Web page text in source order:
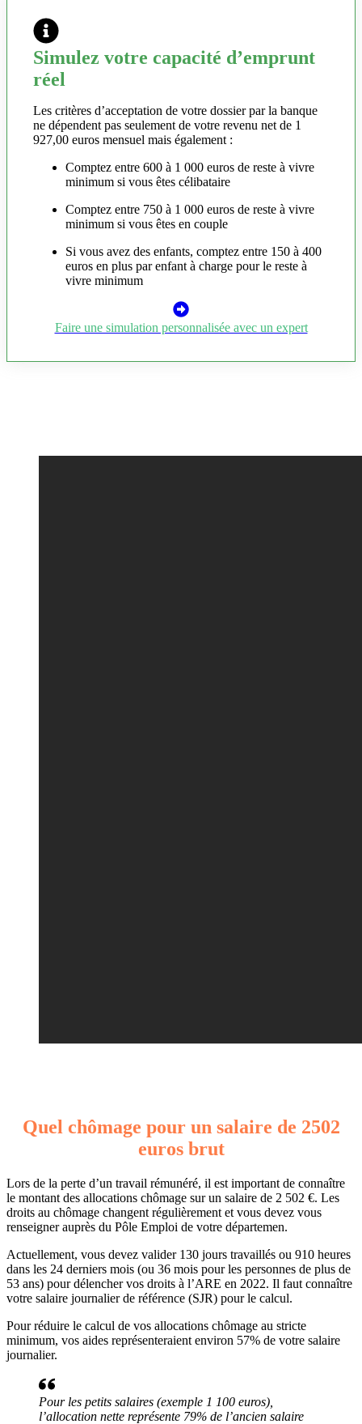
Simulez votre capacité d’emprunt
réel
Les critères d’acceptation de votre dossier par la banque
ne dépendent pas seulement de votre revenu net de 1
927,00 euros mensuel mais également :
Comptez entre 600 à 1 000 euros de reste à vivre
minimum si vous êtes célibataire
Comptez entre 750 à 1 000 euros de reste à vivre
minimum si vous êtes en couple
Si vous avez des enfants, comptez entre 150 à 400
euros en plus par enfant à charge pour le reste à
vivre minimum
Faire une simulation personnalisée avec un expert
Quel chômage pour un salaire de 2502
euros brut
Lors de la perte d’un travail rémunéré, il est important de connaître
le montant des allocations chômage sur un salaire de 2 502 €. Les
droits au chômage changent régulièrement et vous devez vous
renseigner auprès du Pôle Emploi de votre départemen.
Actuellement, vous devez valider 130 jours travaillés ou 910 heures
dans les 24 derniers mois (ou 36 mois pour les personnes de plus de
53 ans) pour délencher vos droits à l’ARE en 2022. Il faut connaître
votre salaire journalier de référence (SJR) pour le calcul.
Pour réduire le calcul de vos allocations chômage au stricte
minimum, vos aides représenteraient environ 57% de votre salaire
journalier.
Pour les petits salaires (exemple 1 100 euros),
l’allocation nette représente 79% de l’ancien salaire